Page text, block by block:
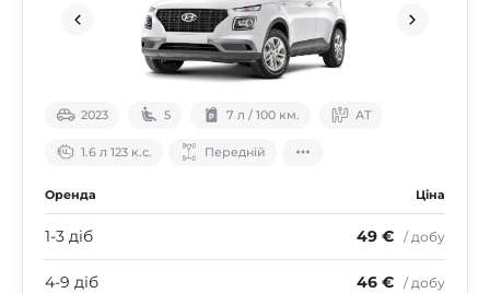
2023 5 7 л / 100 км. АТ
1.6 л 123 к.с. Передній
Оренда Ціна
1-3 діб 49 € / добу
4-9 діб 46 € / добу